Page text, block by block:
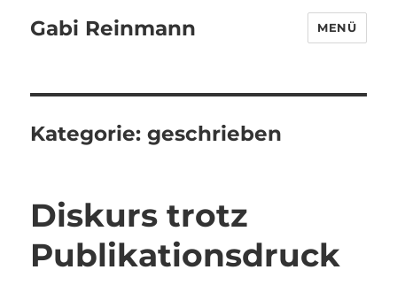
Gabi Reinmann MENÜ
Kategorie:geschrieben
Diskurs trotz
Publikationsdruck